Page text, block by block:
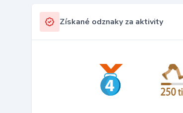
Získané odznaky za aktivity